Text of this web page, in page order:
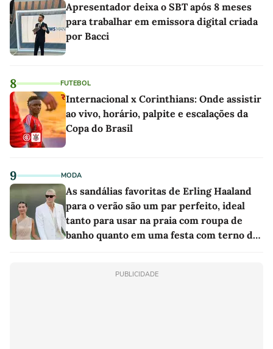
Apresentador deixa o SBT após 8 meses
para trabalhar em emissora digital criada
por Bacci
8 FUTEBOL
Internacional x Corinthians: Onde assistir
ao vivo, horário, palpite e escalações da
Copa do Brasil
9 MODA
As sandálias favoritas de Erling Haaland
para o verão são um par perfeito, ideal
tanto para usar na praia com roupa de
banho quanto em uma festa com terno de
PUBLICIDADE